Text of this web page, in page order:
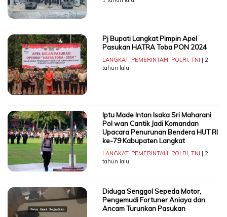
Pj Bupati Langkat Pimpin Apel
Pasukan HATRA Toba PON 2024
LANGKAT, PEMERINTAH, POLRI, TNI | 2
tahun lalu
Iptu Made Intan Isaka Sri Maharani
Pol wan Cantik Jadi Komandan
Upacara Penurunan Bendera HUT RI
ke-79 Kabupaten Langkat
LANGKAT, PEMERINTAH, POLRI, TNI | 2
tahun lalu
Diduga Senggol Sepeda Motor,
Pengemudi Fortuner Aniaya dan
Ancam Turunkan Pasukan